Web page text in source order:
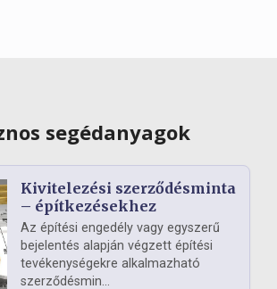
segédanyagok
Kivitelezési szerződésminta
– építkezésekhez
Az építési engedély vagy egyszerű
bejelentés alapján végzett építési
tevékenységekre alkalmazható
szerződésmin...